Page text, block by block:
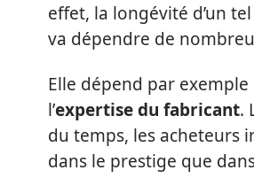
effet, la longévité d’un
va dépendre de
Elle dépend par exemple
l’expertise du fabricant.
du temps, les acheteurs
dans le prestige que